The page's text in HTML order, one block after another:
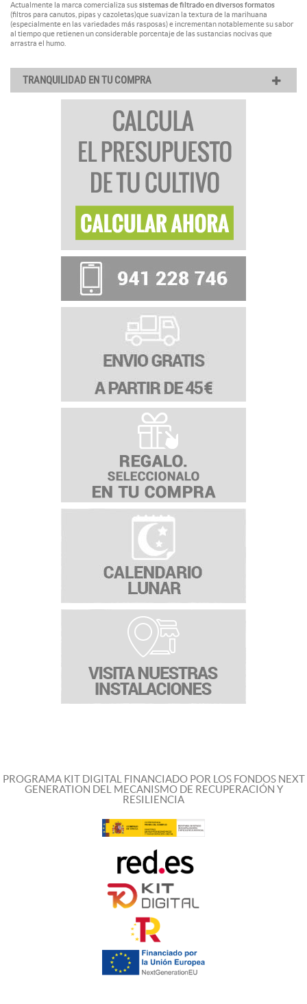
Actualmente la marca comercializa sussistemas de filtrado en diversos formatos
(filtros para canutos, pipas y cazoletas)que suavizan la textura de la marihuana
(especialmente en las variedades más rasposas) e incrementan notablemente su sabor
al tiempo que retienen un considerable porcentaje de las sustancias nocivas que
arrastra el humo.
TRANQUILIDAD EN TU COMPRA
PROGRAMA KIT DIGITAL FINANCIADO POR LOS FONDOS NEXT
GENERATION DEL MECANISMO DE RECUPERACIÓN Y
RESILIENCIA